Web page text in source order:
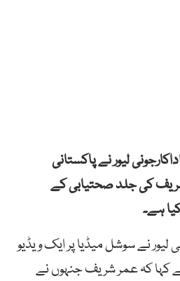
لیور نے پاکستانی
کی جلد صحتیابی کے
ہے۔
لیور نے سوشل میڈیا پر ایک ویڈیو
کہا کہ عمر شریف جنہوں نے